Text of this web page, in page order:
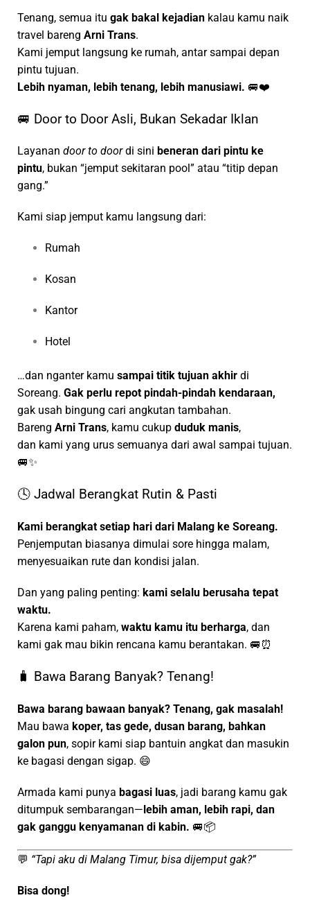
Tenang, semua itu gak bakal kejadian kalau kamu naik
travel bareng Arni Trans.
Kami jemput langsung ke rumah, antar sampai depan
pintu tujuan.
Lebih nyaman, lebih tenang, lebih manusiawi. 🚐❤️
🚐 Door to Door Asli, Bukan Sekadar Iklan
Layanan door to doordi sini beneran dari pintu ke
pintu, bukan “jemput sekitaran pool” atau “titip depan
gang.”
Kami siap jemput kamu langsung dari:
Rumah
Kosan
Kantor
Hotel
…dan nganter kamu sampai titik tujuan akhir di
Soreang. Gak perlu repot pindah-pindah kendaraan,
gak usah bingung cari angkutan tambahan.
Bareng Arni Trans, kamu cukup duduk manis,
dan kami yang urus semuanya dari awal sampai tujuan.
🚐✨
🕓 Jadwal Berangkat Rutin & Pasti
Kami berangkat setiap hari dari Malang ke Soreang.
Penjemputan biasanya dimulai sore hingga malam,
menyesuaikan rute dan kondisi jalan.
Dan yang paling penting: kami selalu berusaha tepat
waktu.
Karena kami paham, waktu kamu itu berharga, dan
kami gak mau bikin rencana kamu berantakan. 🚐⏰
🧳 Bawa Barang Banyak? Tenang!
Bawa barang bawaan banyak? Tenang, gak masalah!
Mau bawa koper, tas gede, dusan barang, bahkan
galon pun, sopir kami siap bantuin angkat dan masukin
ke bagasi dengan sigap. 😄
Armada kami punya bagasi luas, jadi barang kamu gak
ditumpuk sembarangan—lebih aman, lebih rapi, dan
gak ganggu kenyamanan di kabin. 🚐📦
💬 “Tapi aku di Malang Timur, bisa dijemput gak?”
Bisa dong!